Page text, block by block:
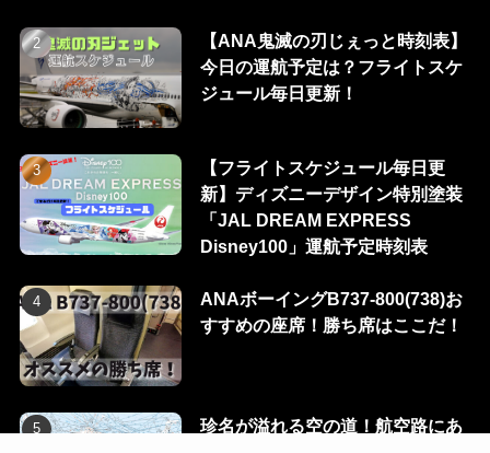
【ANA鬼滅の刃じぇっと時刻表】
今日の運航予定は？フライトスケ
ジュール毎日更新！
【フライトスケジュール毎日更
新】ディズニーデザイン特別塗装
「JAL DREAM EXPRESS
Disney100」運航予定時刻表
ANAボーイングB737-800(738)お
すすめの座席！勝ち席はここだ！
珍名が溢れる空の道！航空路にあ